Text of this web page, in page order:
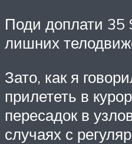
Поди доплати 35
лишних
Зато, как я
прилететь в
пересадок в
случаях с